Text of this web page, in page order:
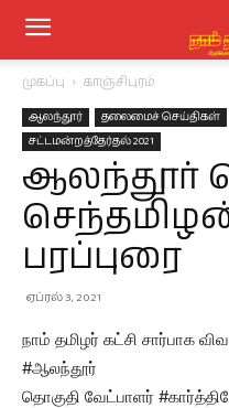
முகப்பு காஞ்சிபுரம்
ஆலந்தூர் தலைமைச் செய்திகள்
சட்டமன்றத்தேர்தல் 2021
ஆலந்தூர்
பரப்புரை
ஏப்ரல் 3, 2021
நாம் தமிழர் கட்சி சார்பாக
#ஆலந்தூர்
தொகுதி வேட்பாளர்